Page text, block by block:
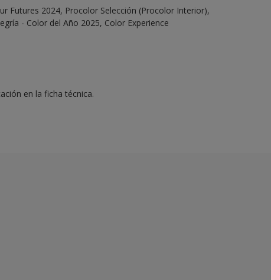
Futures 2024, Procolor Selección (Procolor Interior),
- Color del Año 2025, Color Experience
en la ficha técnica.